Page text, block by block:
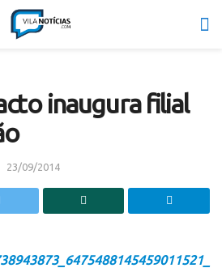
inaugura filial
23/09/2014